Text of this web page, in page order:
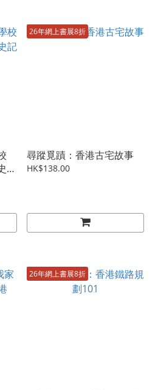
記
26年網上書展8折
尋蹤覓蹟：香港古宅故事
HK$138.00
26年網上書展8折